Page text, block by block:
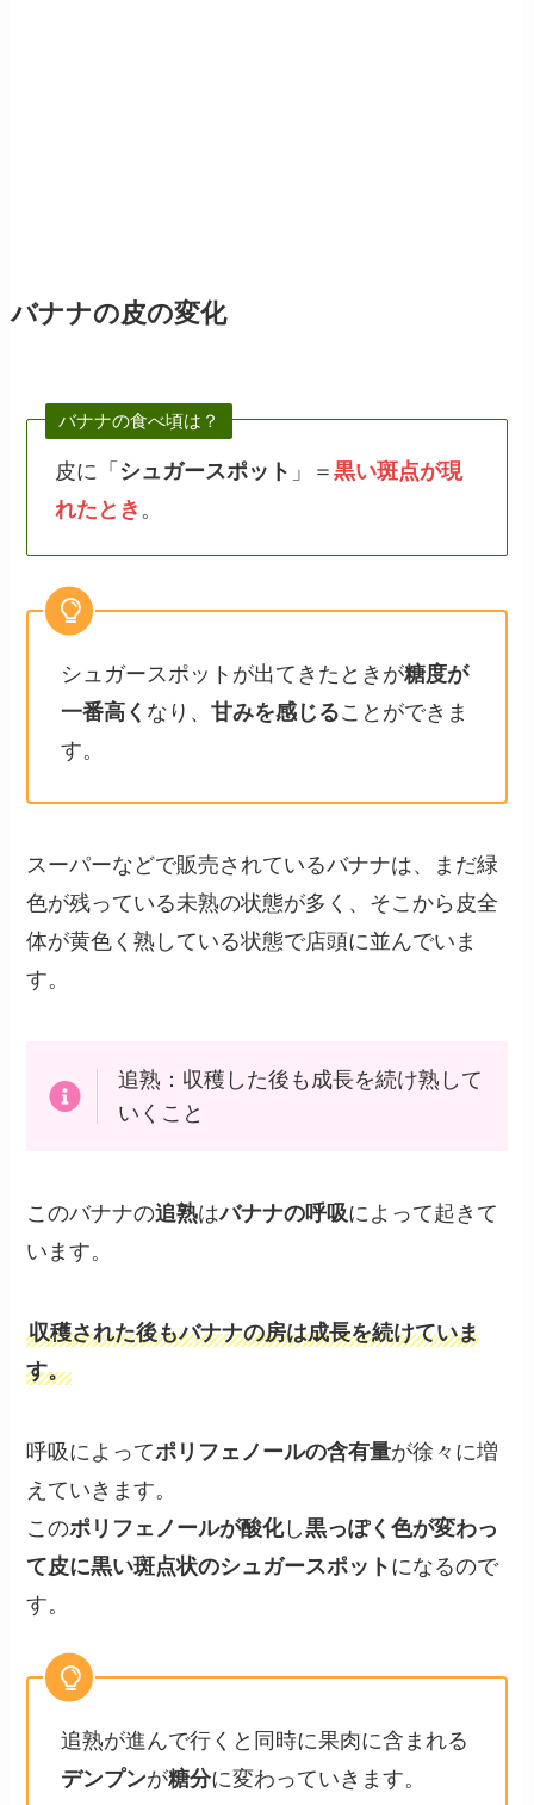
バナナの皮の変化
バナナの食べ頃は？
皮に「 シュガースポット 」＝ 黒い斑点が現
れたとき 。
シュガースポットが出てきたときが糖度が
一番高く なり、甘みを感じることができま
す。
スーパーなどで販売されているバナナは、まだ緑
色が残っている未熟の状態が多く、そこから皮全
体が黄色く熟している状態で店頭に並んでいま
す。
追熟：収穫した後も成長を続け熟して
いくこと
このバナナの追熟はバナナの呼吸によって起きて
います。
収穫された後もバナナの房は成長を続けていま
す。
呼吸によってポリフェノールの含有量が徐々に増
えていきます。
このポリフェノールが酸化し黒っぽく色が変わっ
て皮に黒い斑点状のシュガースポット になるので
す。
追熟が進んで行くと同時に果肉に含まれる
デンプンが糖分に変わっていきます。